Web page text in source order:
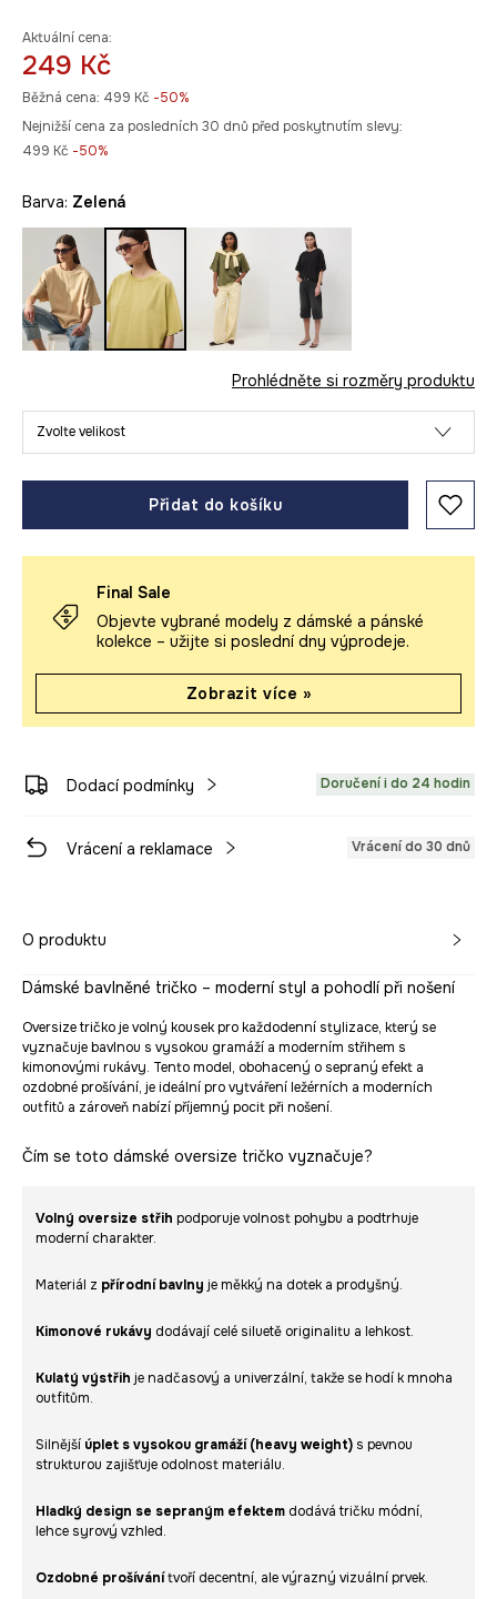
Aktuální cena:
249 Kč
Běžná cena: 499 Kč -50%
Nejnižší cena za posledních 30 dnů před poskytnutím slevy:
499 Kč -50%
Barva: zelená
Prohlédněte si rozměry produktu
Zvolte velikost
Přidat do košíku
Final Sale
Objevte vybrané modely z dámské a pánské
kolekce – užijte si poslední dny výprodeje.
Zobrazit více »
Dodací podmínky Doručení i do 24 hodin
Vrácení a reklamace Vrácení do 30 dnů
O produktu
Dámské bavlněné tričko – moderní styl a pohodlí při nošení
Oversize tričko je volný kousek pro každodenní stylizace, který se
vyznačuje bavlnou s vysokou gramáží a moderním střihem s
kimonovými rukávy. Tento model, obohacený o sepraný efekt a
ozdobné prošívání, je ideální pro vytváření ležérních a moderních
outfitů a zároveň nabízí příjemný pocit při nošení.
Čím se toto dámské oversize tričko vyznačuje?
Volný oversize střih podporuje volnost pohybu a podtrhuje
moderní charakter.
Materiál z přírodní bavlny je měkký na dotek a prodyšný.
Kimonové rukávy dodávají celé siluetě originalitu a lehkost.
Kulatý výstřih je nadčasový a univerzální, takže se hodí k mnoha
outfitům.
Silnější úplet s vysokou gramáží (heavy weight) s pevnou
strukturou zajišťuje odolnost materiálu.
Hladký design se sepraným efektem dodává tričku módní,
lehce syrový vzhled.
Ozdobné prošívánítvoří decentní, ale výrazný vizuální prvek.